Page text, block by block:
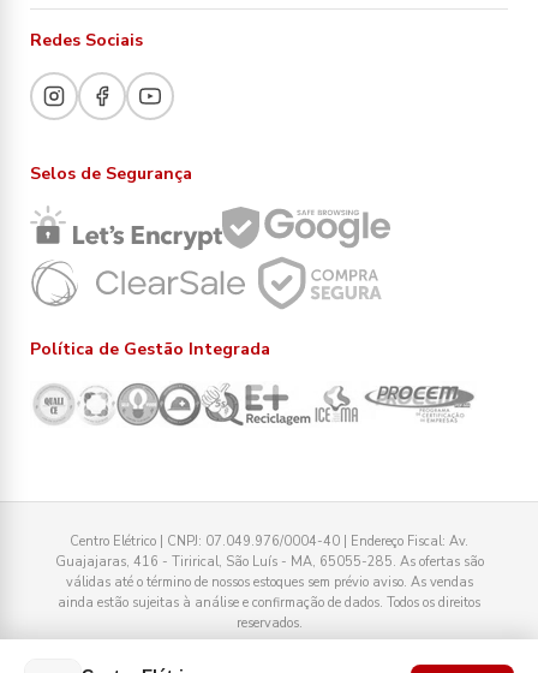
Redes Sociais
Selos de Segurança
Política de Gestão Integrada
Centro Elétrico | CNPJ: 07.049.976/0004-40 | Endereço Fiscal: Av.
Guajajaras, 416 - Tirirical, São Luís - MA, 65055-285. As ofertas são
válidas até o término de nossos estoques sem prévio aviso. As vendas
ainda estão sujeitas à análise e confirmação de dados. Todos os direitos
reservados.